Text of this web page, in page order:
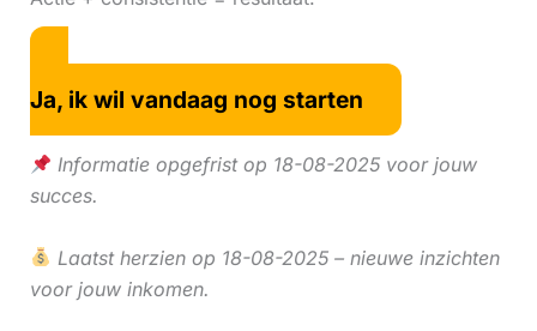
Ja, ik wil vandaag nog starten
Informatie opgefrist op 18-08-2025 voor jouw
succes.
Laatst herzien op 18-08-2025 – nieuwe inzichten
voor jouw inkomen.